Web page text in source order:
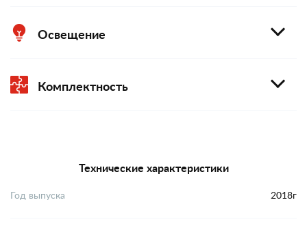
Освещение
Комплектность
Технические характеристики
Год выпуска 2018г